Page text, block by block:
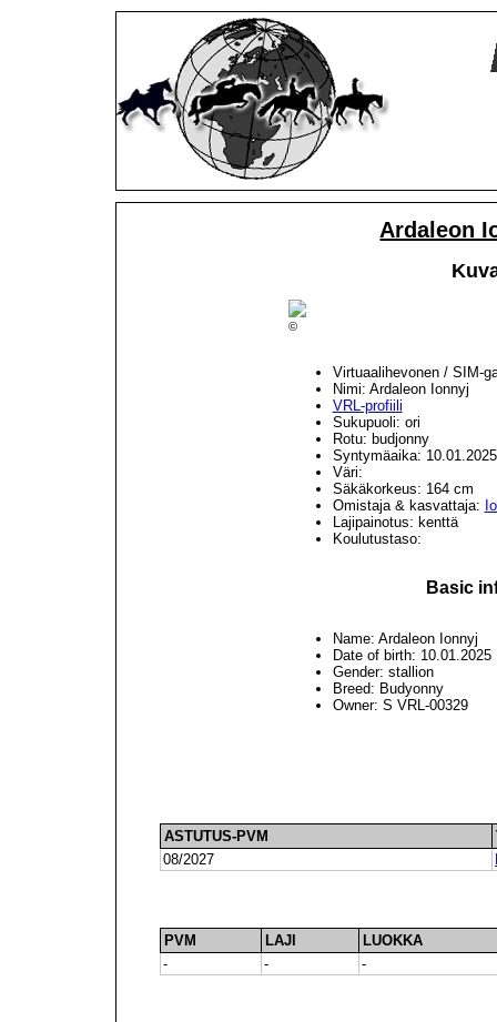
Ardaleon
©
Virtuaalihevonen / SIM-
Nimi: Ardaleon Ionnyj
VRL-profiili
Sukupuoli: ori
Rotu: budjonny
Syntymäaika: 10.01.2025
Väri:
Säkäkorkeus: 164 cm
Omistaja & kasvattaja:
Lajipainotus: kenttä
Koulutustaso:
Basic
Name: Ardaleon Ionnyj
Date of birth: 10.01.2025
Gender: stallion
Breed: Budyonny
Owner: S VRL-00329
ASTUTUS-PVM
08/2027
PVM LAJI
LUOKKA
-
- -